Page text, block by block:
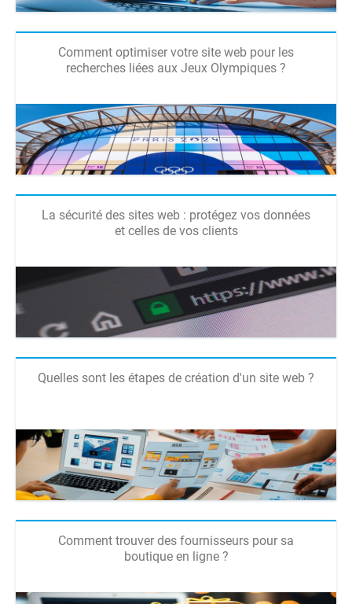
Comment optimiser votre site web pour les
recherches liées aux Jeux Olympiques ?
La sécurité des sites web : protégez vos données
et celles de vos clients
Quelles sont les étapes de création d'un site web ?
Comment trouver des fournisseurs pour sa
boutique en ligne ?